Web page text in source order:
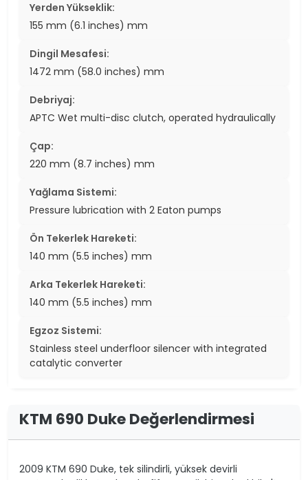
Yerden Yükseklik:
155 mm (6.1 inches) mm
Dingil Mesafesi:
1472 mm (58.0 inches) mm
Debriyaj:
APTC Wet multi-disc clutch, operated hydraulically
Çap:
220 mm (8.7 inches) mm
Yağlama Sistemi:
Pressure lubrication with 2 Eaton pumps
Ön Tekerlek Hareketi:
140 mm (5.5 inches) mm
Arka Tekerlek Hareketi:
140 mm (5.5 inches) mm
Egzoz Sistemi:
Stainless steel underfloor silencer with integrated
catalytic converter
KTM 690 Duke Değerlendirmesi
2009 KTM 690 Duke, tek silindirli, yüksek devirli